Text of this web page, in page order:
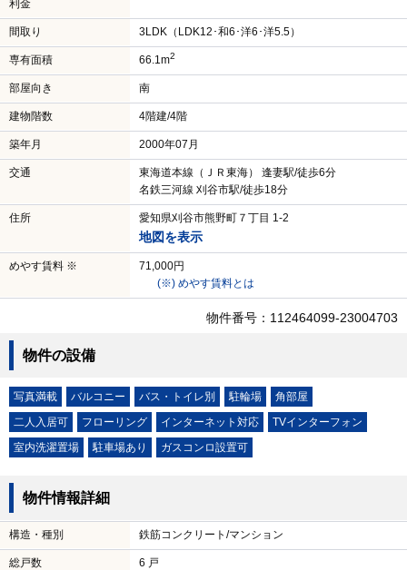
利金
間取り 3LDK（LDK12･和6･洋6･洋5.5）
専有面積 66.1m2
部屋向き 南
建物階数 4階建/4階
築年月 2000年07月
交通
東海道本線（ＪＲ東海） 逢妻駅/徒歩6分
名鉄三河線 刈谷市駅/徒歩18分
住所 愛知県刈谷市熊野町７丁目 1-2
地図を表示
めやす賃料 ※
71,000円
(※) めやす賃料とは
物件番号：112464099-23004703
物件の設備
写真満載 バルコニー バス・トイレ別 駐輪場
角部屋
二人入居可
フローリング インターネット対応
TVインターフォン
室内洗濯置場
駐車場あり ガスコンロ設置可
物件情報詳細
構造・種別 鉄筋コンクリート/マンション
総戸数 6 戸